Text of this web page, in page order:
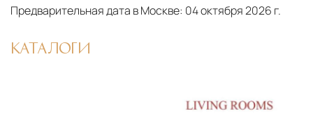
Предварительная дата в Москве: 04 октября 2026 г.
КАТАЛОГИ